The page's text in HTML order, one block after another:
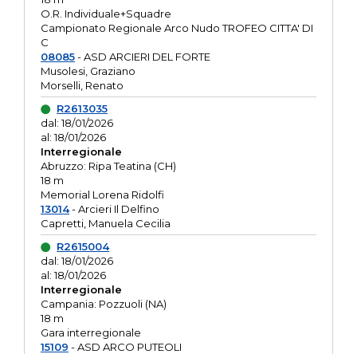
O.R. Individuale+Squadre
Campionato Regionale Arco Nudo TROFEO CITTA' DI
C
08085- ASD ARCIERI DEL FORTE
Musolesi, Graziano
Morselli, Renato
R2613035
dal: 18/01/2026
al: 18/01/2026
Interregionale
Abruzzo: Ripa Teatina (CH)
18 m
Memorial Lorena Ridolfi
13014- Arcieri Il Delfino
Capretti, Manuela Cecilia
R2615004
dal: 18/01/2026
al: 18/01/2026
Interregionale
Campania: Pozzuoli (NA)
18 m
Gara interregionale
15109 - ASD ARCO PUTEOLI